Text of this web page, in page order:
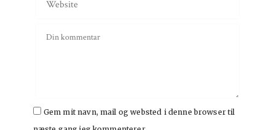
Gem mit navn, mail og websted i denne browser til